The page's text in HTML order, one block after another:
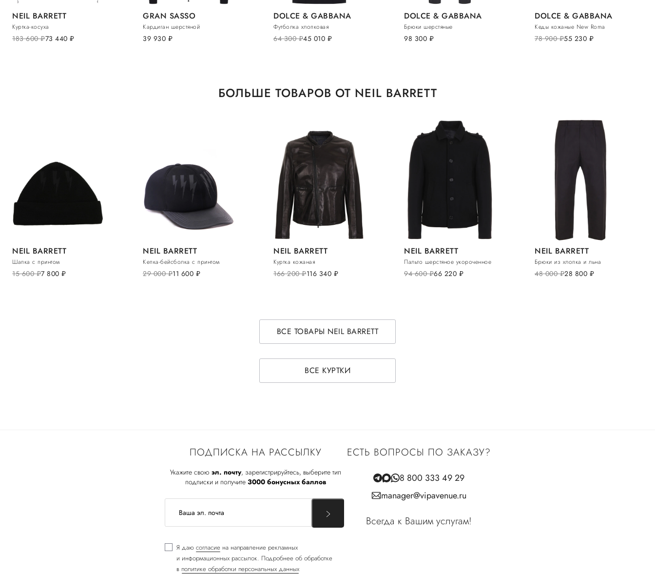
NEIL BARRETT
Куртка-косуха
183 600руб.73 440 руб.
GRAN SASSO
Кардиган шерстяной
39 930 руб.
DOLCE & GABBANA
Футболка хлопковая
64 300руб.45 010 руб.
DOLCE & GABBANA
Брюки шерстяные
98 300 руб.
DOLCE & GABBANA
Кеды кожаные New Roma
78 900руб.55 230 руб.
БОЛЬШЕ ТОВАРОВ ОТ NEIL BARRETT
NEIL BARRETT
Шапка с принтом
15 600руб.7 800 руб.
NEIL BARRETT
Кепка-бейсболка с принтом
29 000руб.11 600 руб.
NEIL BARRETT
Куртка кожаная
166 200руб.116 340 руб.
NEIL BARRETT
Пальто шерстяное укороченное
94 600руб.66 220 руб.
NEIL BARRETT
Брюки из хлопка и льна
48 000руб.28 800 руб.
ВСЕ ТОВАРЫ NEIL BARRETT
ВСЕ КУРТКИ
ПОДПИСКА НА РАССЫЛКУ
Укажите свою эл. почту, зарегистрируйтесь, выберите тип
подписки и получите 3000 бонусных баллов
Я даю согласие на направление рекламных
и информационных рассылок. Подробнее об обработке
в политике обработки персональных данных
ЕСТЬ ВОПРОСЫ ПО ЗАКАЗУ?
8 800 333 49 29
manager@vipavenue.ru
Всегда к Вашим услугам!